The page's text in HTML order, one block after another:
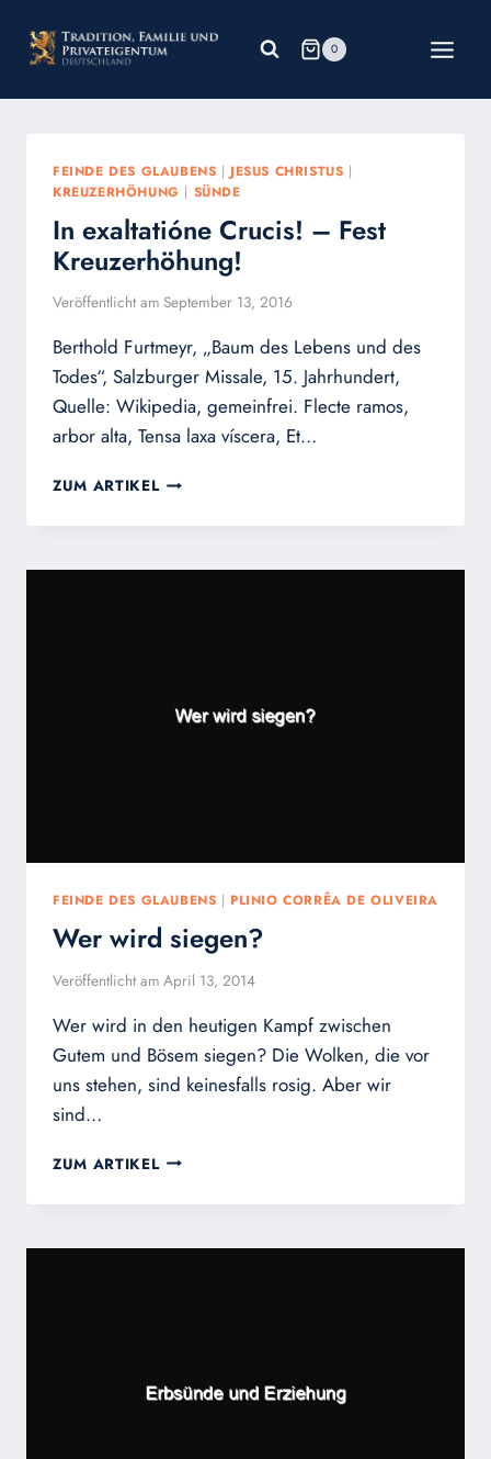
Inhalt
springen
0
FEINDE DES GLAUBENS | JESUS CHRISTUS |
KREUZERHÖHUNG | SÜNDE
In exaltatióne Crucis! – Fest
Kreuzerhöhung!
Veröffentlicht am September 13, 2016
Berthold Furtmeyr, „Baum des Lebens und des
Todes“, Salzburger Missale, 15. Jahrhundert,
Quelle: Wikipedia, gemeinfrei. Flecte ramos,
arbor alta, Tensa laxa víscera, Et…
ZUM ARTIKEL IN
CRUCIS!
FEST
FEINDE DES GLAUBENS | PLINIO CORRÊA DE OLIVEIRA
Wer wird siegen?
Veröffentlicht am April 13, 2014
Wer wird in den heutigen Kampf zwischen
Gutem und Bösem siegen? Die Wolken, die vor
uns stehen, sind keinesfalls rosig. Aber wir
sind…
ZUM ARTIKEL WER
SIEGEN?